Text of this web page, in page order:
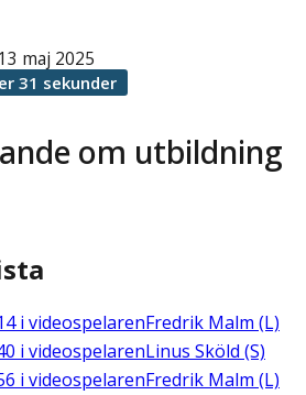
om utbildning
13 maj 2025
31 sekunder
i videospelarenFredrik Malm (L)
i videospelarenLinus Sköld (S)
i videospelarenFredrik Malm (L)